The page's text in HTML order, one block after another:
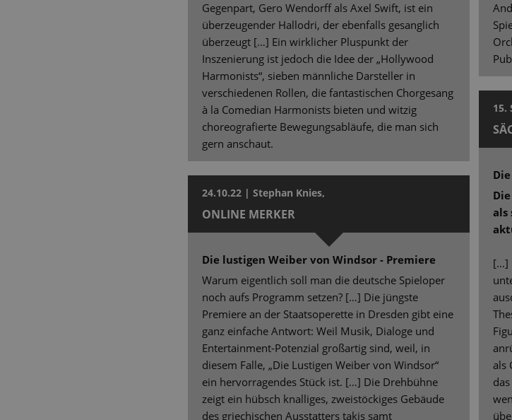
Gegenpart, Gero Wendorff als Axel Swift, ist ein
überzeugender Hallodri, der ebenfalls gesanglich
überzeugt […] Ein wirklicher Pluspunkt der
Inszenierung ist jedoch die Idee der „Hollywood
Harmonists“, sieben männliche Darsteller in
verschiedenen Rollen, die fantastischen Chorgesang
à la Comedian Harmonists bieten und witzig
choreografierte Bewegungsabläufe, die man sich
gern anschaut.
15.
als
[…]
als
24.10.22 | Stephan Knies,
ONLINE MERKER
Die lustigen Weiber von Windsor - Premiere
Warum eigentlich soll man die deutsche Spieloper
noch aufs Programm setzen? […] Die jüngste
Premiere an der Staatsoperette in Dresden gibt eine
ganz einfache Antwort: Weil Musik, Dialoge und
Entertainment-Potenzial großartig sind, weil, in
diesem Falle, „Die Lustigen Weiber von Windsor“
ein hervorragendes Stück ist. […] Die Drehbühne
zeigt ein hübsch knalliges, zweistöckiges Gebäude
des griechischen Ausstatters takis samt